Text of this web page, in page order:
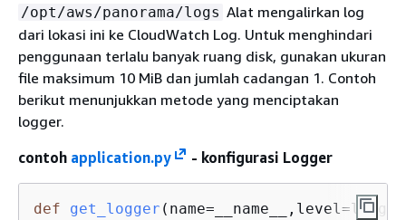
/opt/aws/panorama/logs Alat mengalirkan log
dari lokasi ini ke CloudWatch Log. Untuk menghindari
penggunaan terlalu banyak ruang disk, gunakan ukuran
file maksimum 10 MiB dan jumlah cadangan 1. Contoh
berikut menunjukkan metode yang menciptakan
logger.
contoh application.py - konfigurasi Logger
def get_logger (